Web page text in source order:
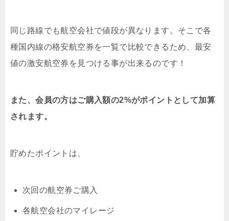
同じ路線でも航空会社で値段が異なります。そこで各
種国内線の格安航空券を一覧で比較できるため、最安
値の激安航空券を見つける事が出来るのです！
また、会員の方はご購入額の2%がポイントとして加算
されます。
貯めたポイントは、
次回の航空券ご購入
各航空会社のマイレージ